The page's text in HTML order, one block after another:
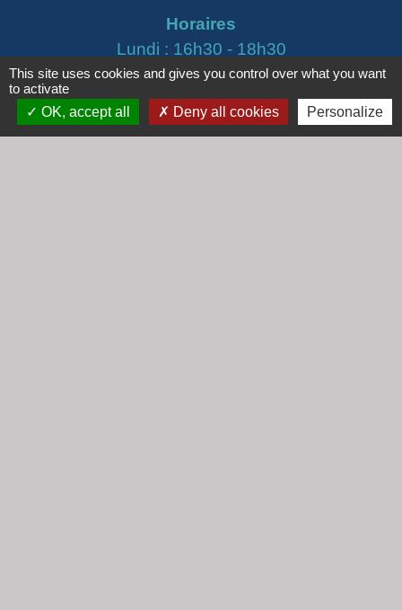
Horaires
Lundi : 16h30 - 18h30
Mardi : 8h30 - 12h00
Mercredi : 9h00 - 12h00
Vendredi : 16h00 - 18h00
This site uses cookies and gives you control over what you want
to activate
OK, accept all
Deny all cookies Personalize